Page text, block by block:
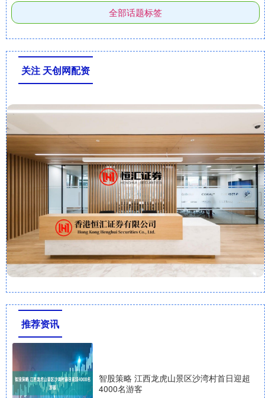
全部话题标签
关注 天创网配资
推荐资讯
智股策略 江西龙虎山景区沙湾村首日迎超
4000名游客